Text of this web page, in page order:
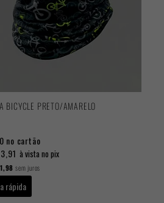
BICYCLE PRETO/AMARELO
no cartão
à vista no pix
sem juros
rápida